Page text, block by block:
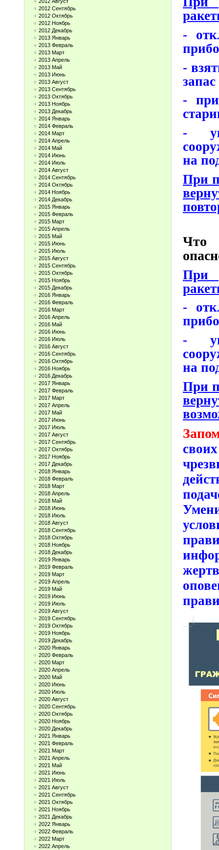
2012 Сентябрь
2012 Октябрь
2012 Ноябрь
2012 Декабрь
2013 Январь
2013 Февраль
2013 Март
2013 Апрель
2013 Май
2013 Июнь
2013 Август
2013 Сентябрь
2013 Октябрь
2013 Ноябрь
2013 Декабрь
2014 Январь
2014 Февраль
2014 Март
2014 Апрель
2014 Май
2014 Июнь
2014 Июль
2014 Август
2014 Сентябрь
2014 Октябрь
2014 Ноябрь
2014 Декабрь
2015 Январь
2015 Февраль
2015 Март
2015 Апрель
2015 Май
2015 Июнь
2015 Июль
2015 Август
2015 Сентябрь
2015 Октябрь
2015 Ноябрь
2015 Декабрь
2016 Январь
2016 Февраль
2016 Март
2016 Апрель
2016 Май
2016 Июнь
2016 Июль
2016 Август
2016 Сентябрь
2016 Октябрь
2016 Ноябрь
2016 Декабрь
2017 Январь
2017 Февраль
2017 Март
2017 Апрель
2017 Май
2017 Июнь
2017 Июль
2017 Август
2017 Сентябрь
2017 Октябрь
2017 Ноябрь
2017 Декабрь
2018 Январь
2018 Февраль
2018 Март
2018 Апрель
2018 Май
2018 Июнь
2018 Июль
2018 Август
2018 Сентябрь
2018 Октябрь
2018 Ноябрь
2018 Декабрь
2019 Январь
2019 Февраль
2019 Март
2019 Апрель
2019 Май
2019 Июнь
2019 Июль
2019 Август
2019 Сентябрь
2019 Октябрь
2019 Ноябрь
2019 Декабрь
2020 Январь
2020 Февраль
2020 Март
2020 Апрель
2020 Май
2020 Июнь
2020 Июль
2020 Август
2020 Сентябрь
2020 Октябрь
2020 Ноябрь
2020 Декабрь
2021 Январь
2021 Февраль
2021 Март
2021 Апрель
2021 Май
2021 Июнь
2021 Июль
2021 Август
2021 Сентябрь
2021 Октябрь
2021 Ноябрь
2021 Декабрь
2022 Январь
2022 Февраль
2022 Март
2022 Апрель
-
-
- при
-
на
При
Что
При
-
-
на
При